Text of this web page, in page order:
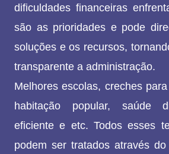
dificuldades financeiras
são as prioridades e pode
soluções e os recursos,
transparente a administração.
Melhores escolas, creches
habitação popular, saúde
eficiente e etc. Todos esses
podem ser tratados através